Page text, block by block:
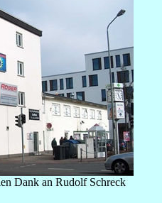
Dank an Rudolf Schreck